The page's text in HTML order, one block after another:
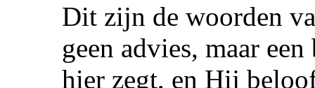
Dit zijn de woorden
geen advies, maar
hier zegt, en Hij